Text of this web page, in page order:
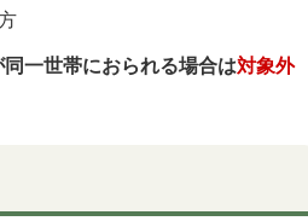
一世帯におられる場合は対象外